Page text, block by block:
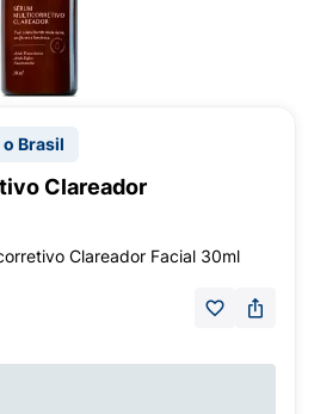
Brasil
Clareador
Clareador Facial 30ml